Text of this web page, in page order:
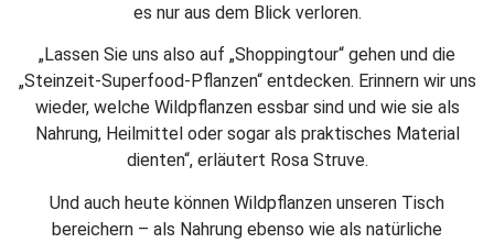
es nur aus dem Blick verloren.
„Lassen Sie uns also auf „Shoppingtour“ gehen und die
„Steinzeit-Superfood-Pflanzen“ entdecken. Erinnern wir uns
wieder, welche Wildpflanzen essbar sind und wie sie als
Nahrung, Heilmittel oder sogar als praktisches Material
dienten“, erläutert Rosa Struve.
Und auch heute können Wildpflanzen unseren Tisch
bereichern – als Nahrung ebenso wie als natürliche